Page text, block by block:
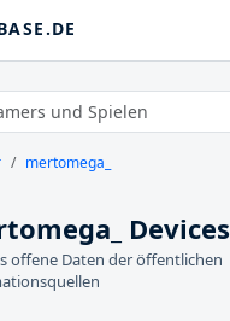
mertomega_
Devices
offene Daten der öffentlichen